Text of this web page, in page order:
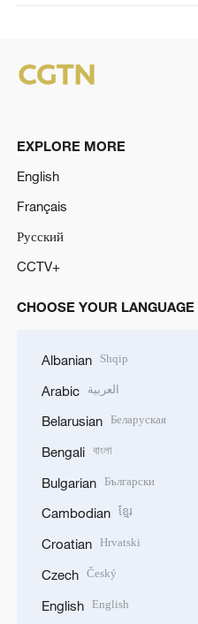
EXPLORE MORE
English
Français
Русский
CCTV+
CHOOSE YOUR LANGUAGE
Albanian Shqip
Arabic العربية
Belarusian Беларуская
Bengali বাংলা
Bulgarian Български
Cambodian ខ្មែរ
Croatian Hrvatski
Czech Český
English English